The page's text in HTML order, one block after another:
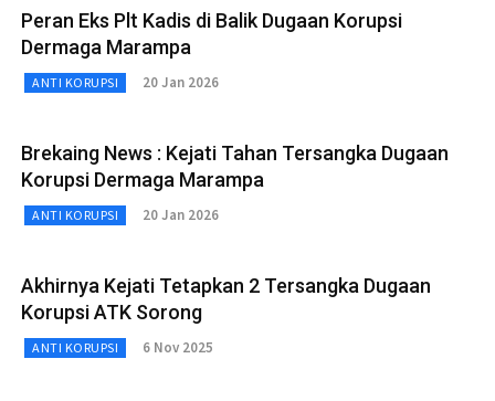
Peran Eks Plt Kadis di Balik Dugaan Korupsi
Dermaga Marampa
ANTI KORUPSI 20 Jan 2026
Brekaing News : Kejati Tahan Tersangka Dugaan
Korupsi Dermaga Marampa
ANTI KORUPSI 20 Jan 2026
Akhirnya Kejati Tetapkan 2 Tersangka Dugaan
Korupsi ATK Sorong
ANTI KORUPSI 6 Nov 2025